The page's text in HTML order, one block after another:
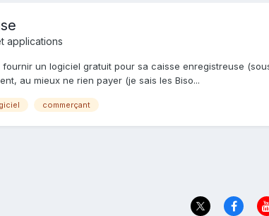
applications
un logiciel gratuit pour sa caisse enregistreuse
au mieux ne rien payer (je sais les Biso...
commerçant